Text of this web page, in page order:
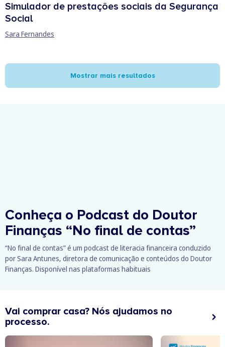
Simulador de prestações sociais da Segurança
Social
Sara Fernandes
Mostrar mais resultados
Conheça o Podcast do Doutor
Finanças “No final de contas”
“No final de contas” é um podcast de literacia financeira conduzido
por Sara Antunes, diretora de comunicação e conteúdos do Doutor
Finanças. Disponível nas plataformas habituais
Vai comprar casa? Nós ajudamos no
processo.